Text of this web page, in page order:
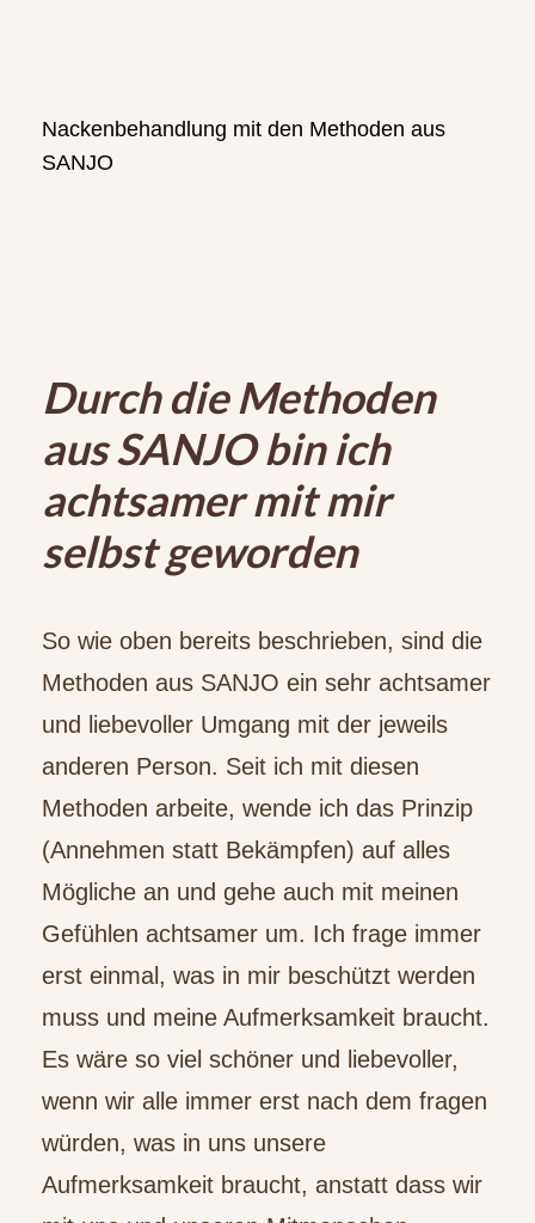
Nackenbehandlung mit den Methoden aus
SANJO
Durch die Methoden
aus SANJO bin ich
achtsamer mit mir
selbst geworden
So wie oben bereits beschrieben, sind die
Methoden aus SANJO ein sehr achtsamer
und liebevoller Umgang mit der jeweils
anderen Person. Seit ich mit diesen
Methoden arbeite, wende ich das Prinzip
(Annehmen statt Bekämpfen) auf alles
Mögliche an und gehe auch mit meinen
Gefühlen achtsamer um. Ich frage immer
erst einmal, was in mir beschützt werden
muss und meine Aufmerksamkeit braucht.
Es wäre so viel schöner und liebevoller,
wenn wir alle immer erst nach dem fragen
würden, was in uns unsere
Aufmerksamkeit braucht, anstatt dass wir